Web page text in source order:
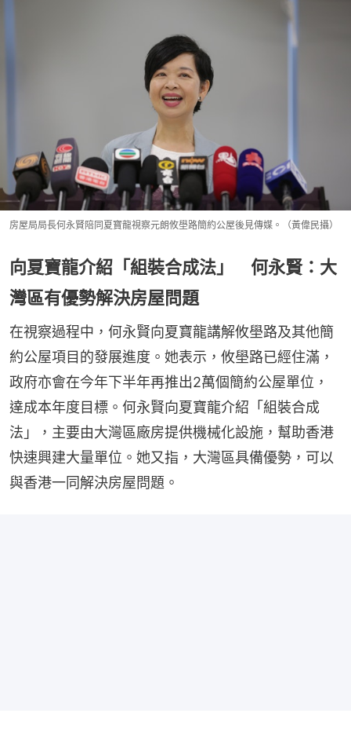
房屋局局長何永賢陪同夏寶龍視察元朗攸壆路簡約公屋後見傳媒。（黃偉民攝）
向夏寶龍介紹「組裝合成法」 何永賢：大
灣區有優勢解決房屋問題
在視察過程中，何永賢向夏寶龍講解攸壆路及其他簡
約公屋項目的發展進度。她表示，攸壆路已經住滿，
政府亦會在今年下半年再推出2萬個簡約公屋單位，
達成本年度目標。何永賢向夏寶龍介紹「組裝合成
法」，主要由大灣區廠房提供機械化設施，幫助香港
快速興建大量單位。她又指，大灣區具備優勢，可以
與香港一同解決房屋問題。